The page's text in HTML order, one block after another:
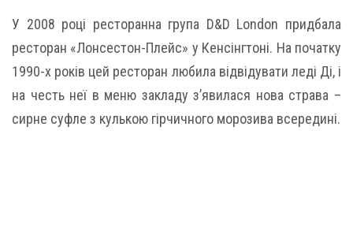
У 2008 році ресторанна група D&D London придбала
ресторан «Лонсестон-Плейс» у Кенсінгтоні. На початку
1990-х років цей ресторан любила відвідувати леді Ді, і
на честь неї в меню закладу з’явилася нова страва –
сирне суфле з кулькою гірчичного морозива всередині.